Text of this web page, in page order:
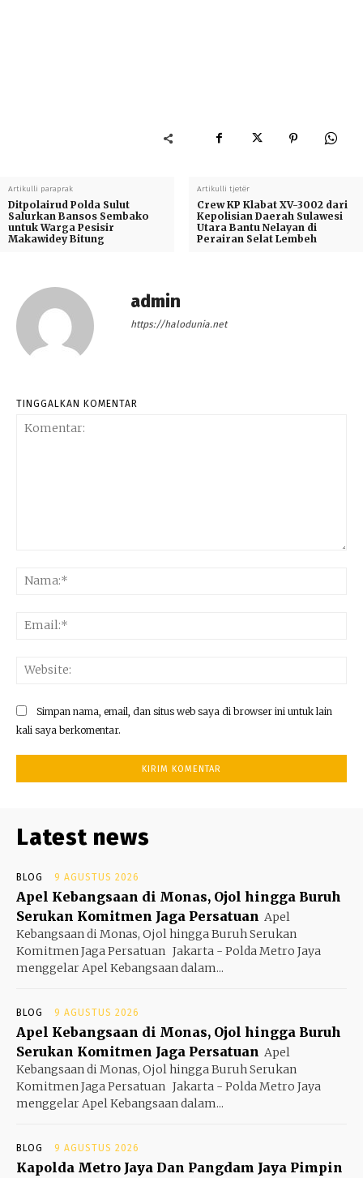
Artikulli paraprak
Ditpolairud Polda Sulut
Salurkan Bansos Sembako
untuk Warga Pesisir
Makawidey Bitung
Artikulli tjetër
Crew KP Klabat XV-3002 dari
Kepolisian Daerah Sulawesi
Utara Bantu Nelayan di
Perairan Selat Lembeh
admin
https://halodunia.net
TINGGALKAN KOMENTAR
Simpan nama, email, dan situs web saya di browser ini untuk lain
kali saya berkomentar.
Latest news
BLOG 9 AGUSTUS 2026
Apel Kebangsaan di Monas, Ojol hingga Buruh
Serukan Komitmen Jaga Persatuan Apel
Kebangsaan di Monas, Ojol hingga Buruh Serukan
Komitmen Jaga Persatuan Jakarta - Polda Metro Jaya
menggelar Apel Kebangsaan dalam...
BLOG 9 AGUSTUS 2026
Apel Kebangsaan di Monas, Ojol hingga Buruh
Serukan Komitmen Jaga Persatuan Apel
Kebangsaan di Monas, Ojol hingga Buruh Serukan
Komitmen Jaga Persatuan Jakarta - Polda Metro Jaya
menggelar Apel Kebangsaan dalam...
BLOG 9 AGUSTUS 2026
Kapolda Metro Jaya Dan Pangdam Jaya Pimpin